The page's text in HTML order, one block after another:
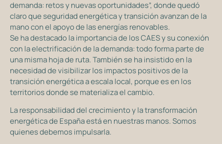
demanda: retos y nuevas oportunidades”, donde quedó
claro que seguridad energética y transición avanzan de la
mano con el apoyo de las energías renovables.
Se ha destacado la importancia de los CAES y su conexión
con la electrificación de la demanda: todo forma parte de
una misma hoja de ruta. También se ha insistido en la
necesidad de visibilizar los impactos positivos de la
transición energética a escala local, porque es en los
territorios donde se materializa el cambio.
La responsabilidad del crecimiento y la transformación
energética de España está en nuestras manos. Somos
quienes debemos impulsarla.